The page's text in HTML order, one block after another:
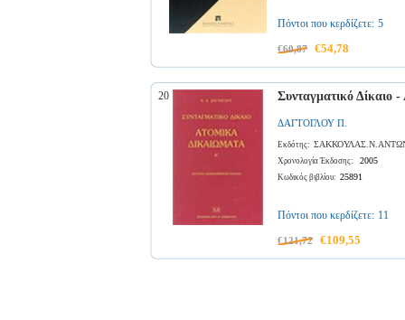
Πόντοι που κερδίζετε: 5
€60,87 €54,78
20 Συνταγματικό Δίκαιο
ΔΑΓΤΟΓΛΟΥ Π.
Εκδότης:
Χρονολογία Έκδοσης: 2005
Κωδικός βιβλίου: 25891
Πόντοι που κερδίζετε: 11
€121,72 €109,55